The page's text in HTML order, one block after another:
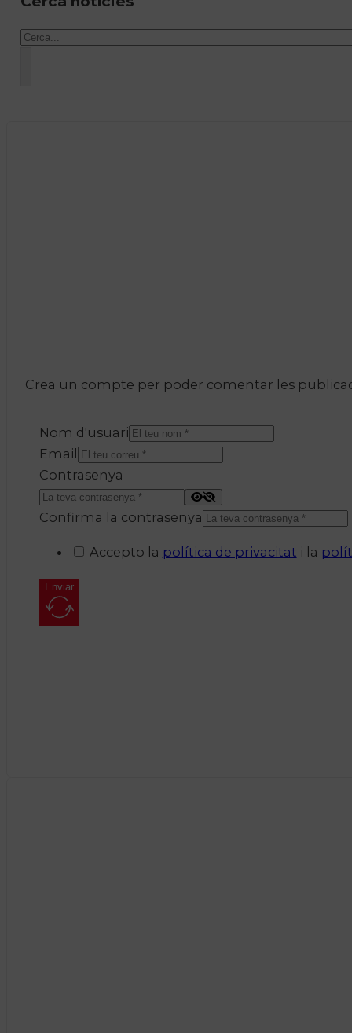
Cercar
Crea un compte per poder comentar les
Nom d'usuari
Email
Contrasenya
Confirma la contrasenya
Accepto la política de privacitat i la
Enviar